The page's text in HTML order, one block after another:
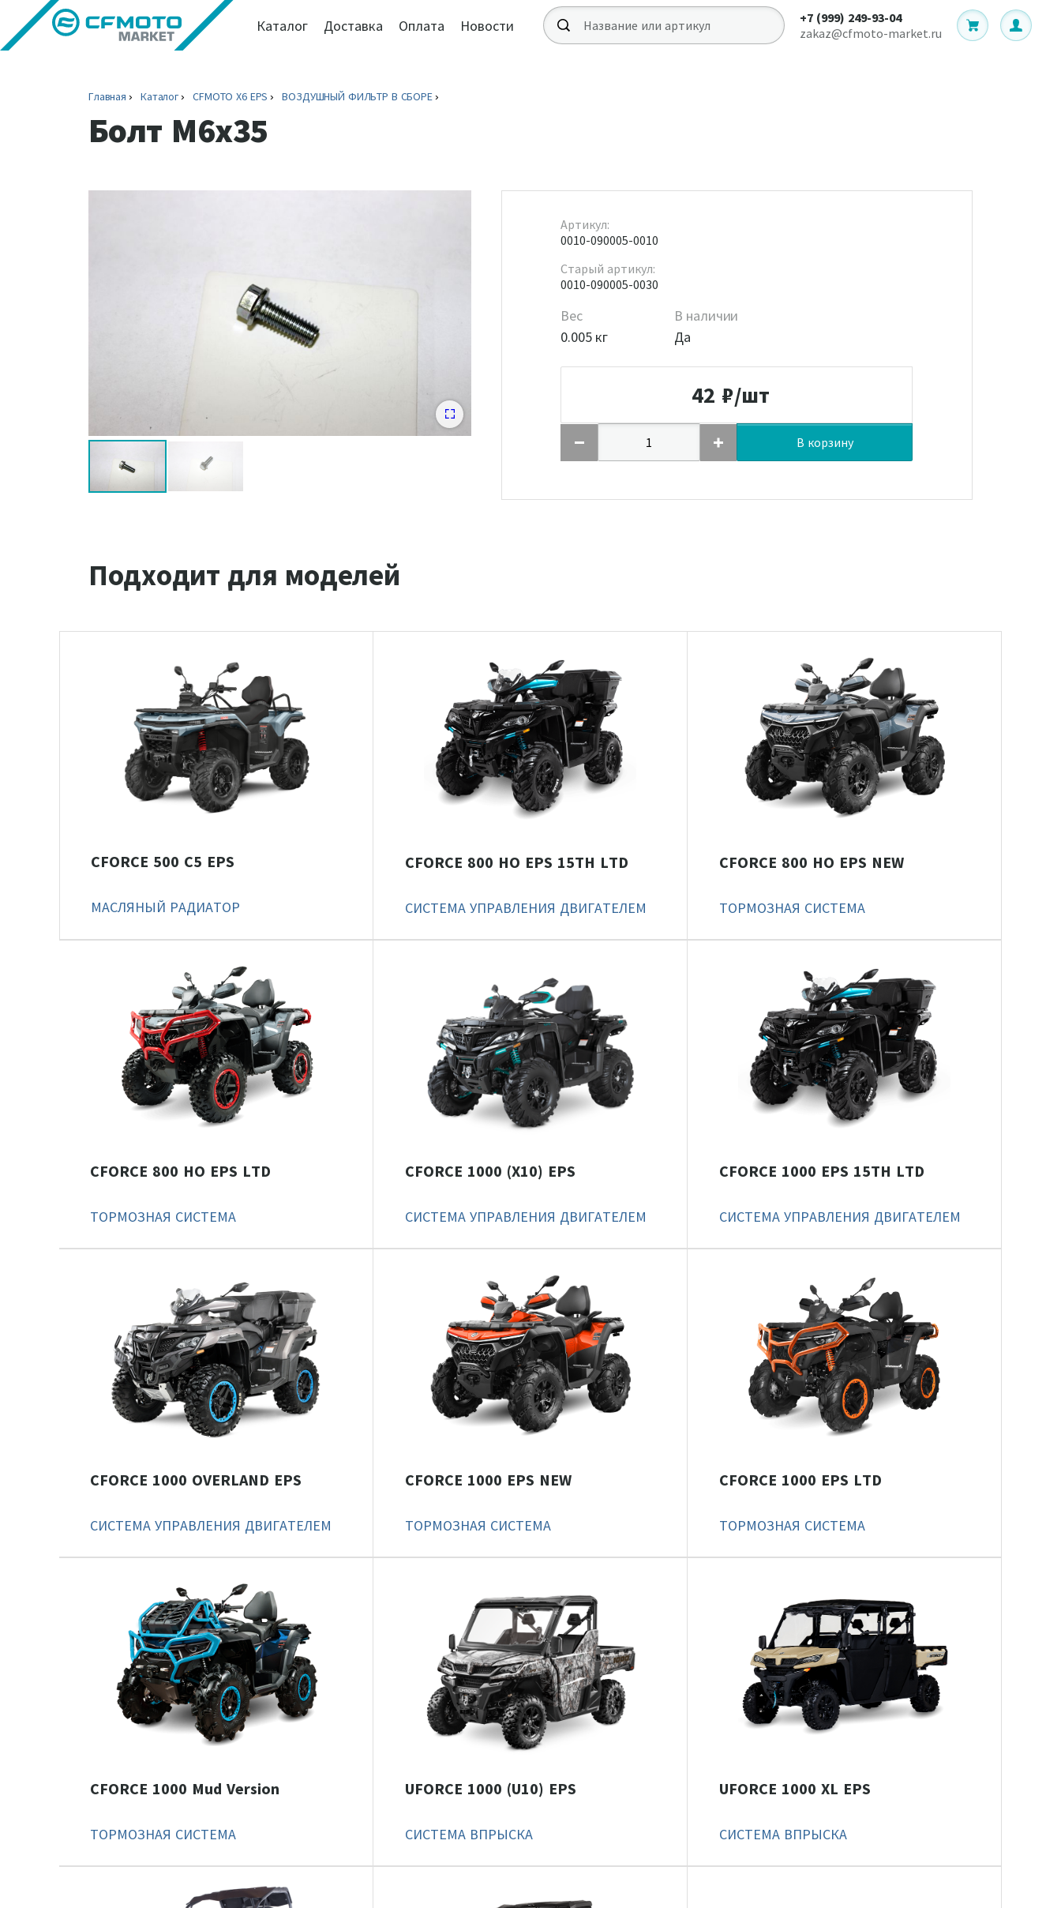
Каталог Доставка Оплата Новости
+7 (999) 249-93-04
zakaz@cfmoto-market.ru
Главная Каталог CFMOTO X6 EPS ВОЗДУШНЫЙ ФИЛЬТР В СБОРЕ
Болт M6x35
Артикул:
0010-090005-0010
Старый артикул:
0010-090005-0030
Вес
0.005 кг
В наличии
Да
42 ₽/шт
В корзину
Подходит для моделей
CFORCE 500 С5 EPS
МАСЛЯНЫЙ РАДИАТОР
CFORCE 800 HO EPS 15TH LTD
СИСТЕМА УПРАВЛЕНИЯ ДВИГАТЕЛЕМ
CFORCE 800 HO EPS NEW
ТОРМОЗНАЯ СИСТЕМА
CFORCE 800 HO EPS LTD
ТОРМОЗНАЯ СИСТЕМА
CFORCE 1000 (X10) EPS
СИСТЕМА УПРАВЛЕНИЯ ДВИГАТЕЛЕМ
CFORCE 1000 EPS 15TH LTD
СИСТЕМА УПРАВЛЕНИЯ ДВИГАТЕЛЕМ
CFORCE 1000 OVERLAND EPS
СИСТЕМА УПРАВЛЕНИЯ ДВИГАТЕЛЕМ
CFORCE 1000 EPS NEW
ТОРМОЗНАЯ СИСТЕМА
CFORCE 1000 EPS LTD
ТОРМОЗНАЯ СИСТЕМА
CFORCE 1000 Mud Version
ТОРМОЗНАЯ СИСТЕМА
UFORCE 1000 (U10) EPS
СИСТЕМА ВПРЫСКА
UFORCE 1000 XL EPS
СИСТЕМА ВПРЫСКА